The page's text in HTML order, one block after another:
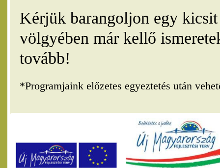
Kérjük barangoljon egy
völgyében már kellő
tovább!
*Programjaink előzetes egyeztetés után